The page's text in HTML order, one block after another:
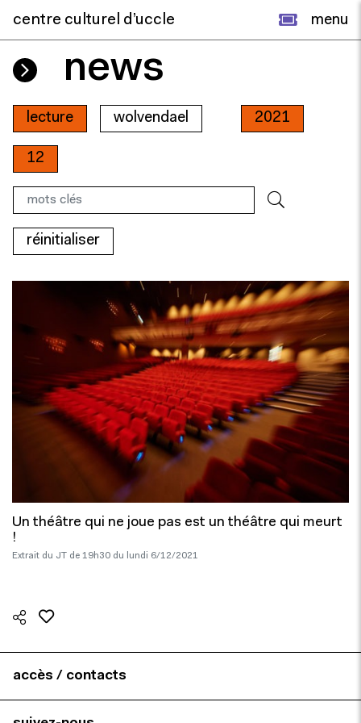
centre culturel d’uccle menu
news
lecture wolvendael 2021
12
réinitialiser
Un théâtre qui ne joue pas est un théâtre qui meurt
!
Extrait du JT de 19h30 du lundi 6/12/2021
accès / contacts